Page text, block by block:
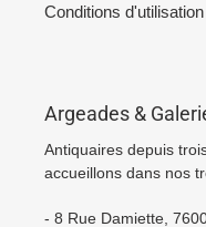
Conditions d'utilisation
Argeades &
Antiquaires depuis
accueillons dans nos
- 8 Rue Damiette,